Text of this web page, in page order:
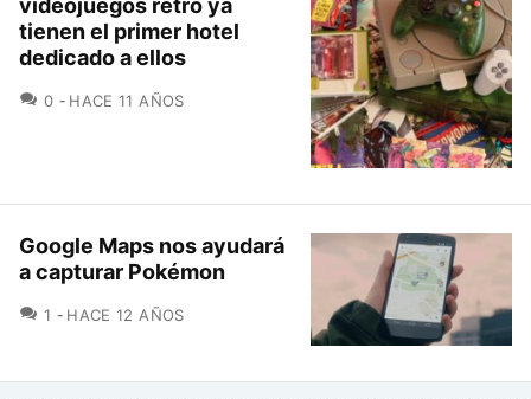
videojuegos retro ya
tienen el primer hotel
dedicado a ellos
0 COMENTARIOS
HACE 11 AÑOS
Google Maps nos ayudará
a capturar Pokémon
1 COMENTARIOS
HACE 12 AÑOS